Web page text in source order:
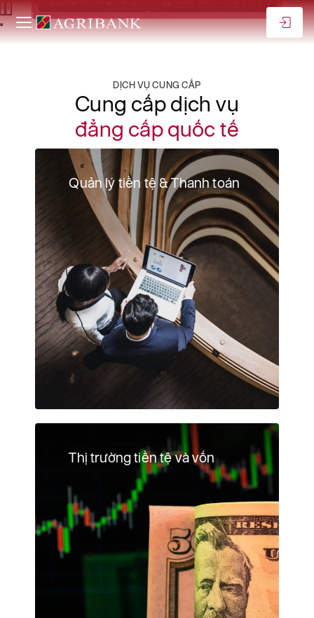
‹ ›
Đối tác tin cậy của các
định chế tài chính
DỊCH VỤ CUNG CẤP
Cung cấp dịch vụ
đẳng cấp quốc tế
Quản lý tiền tệ & Thanh toán
Thị trường tiền tệ và vốn